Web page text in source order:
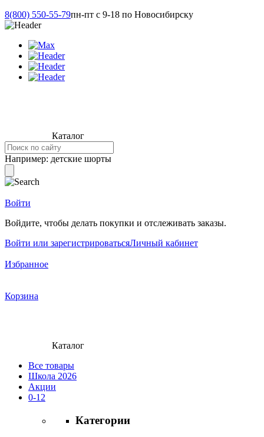
8(800) 550-55-79пн-пт с 9-18 по Новосибирску
Каталог
Например: детские шорты
Войти
Войдите, чтобы делать покупки и отслеживать заказы.
Войти или зарегистрироватьсяЛичный кабинет
Избранное
Корзина
Каталог
Все товары
Школа 2026
Акции
0-12
Категории